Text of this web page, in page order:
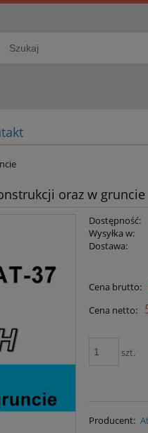
oraz w gruncie
Dostępność:
Wysyłka w:
Dostawa:
płatności
Cena brutto:
Cena netto:
szt.
Producent: